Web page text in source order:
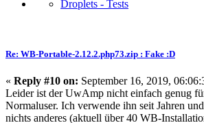
Re: WB-Portable-2.12.2.php73.zip : Fake :D
« Reply #10 on: September 16, 2019,
Leider ist der UwAmp nicht einfach genug
Normaluser. Ich verwende ihn seit Jahren
nichts anderes (aktuell über 40 WB-